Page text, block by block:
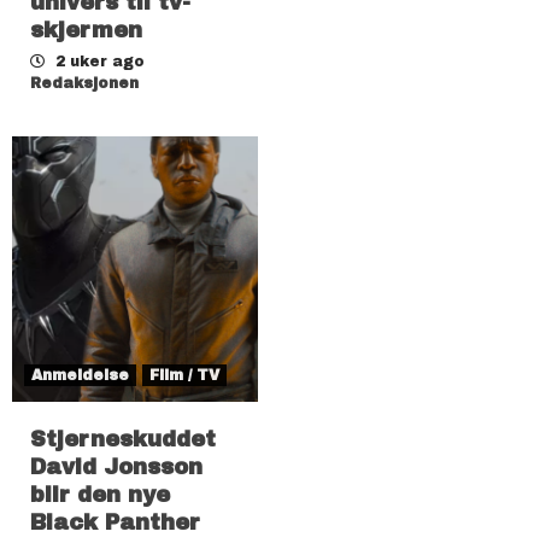
skjermen
2 uker ago
Redaksjonen
Anmeldelse Film / TV
Stjerneskuddet
David Jonsson
blir den nye
Black Panther